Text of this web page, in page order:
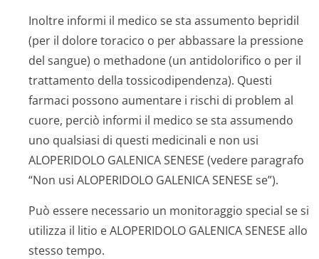
Inoltre informi il medico se sta assumento bepridil
(per il dolore toracico o per abbassare la pressione
del sangue) o methadone (un antidolorifico o per il
trattamento della tossicodipendenza). Questi
farmaci possono aumentare i rischi di problem al
cuore, perciò informi il medico se sta assumendo
uno qualsiasi di questi medicinali e non usi
ALOPERIDOLO GALENICA SENESE (vedere paragrafo
“Non usi ALOPERIDOLO GALENICA SENESE se”).
Può essere necessario un monitoraggio special se si
utilizza il litio e ALOPERIDOLO GALENICA SENESE allo
stesso tempo.